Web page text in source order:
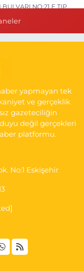
NO:21 E TIP
CD.8 B ESKİ DEVLET
yapmayan tek
ve gerçeklik
gazeteciliğin
değil gerçekleri
platformu.
No:1 Eskişehir